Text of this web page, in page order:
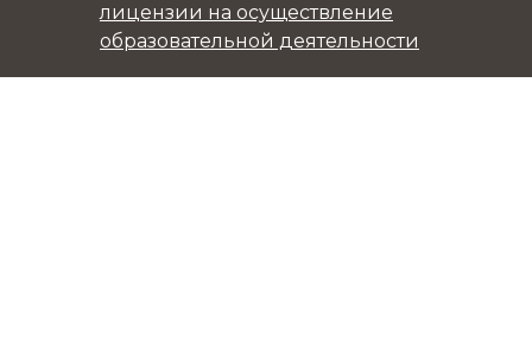
лицензии на осуществление
образовательной деятельности